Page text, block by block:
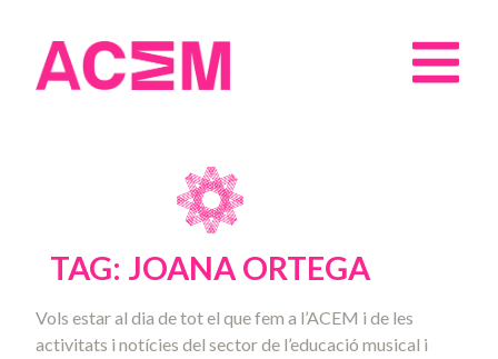
TAG: JOANA ORTEGA
Vols estar al dia de tot el que fem a l’ACEM i de les
activitats i notícies del sector de l’educació musical i